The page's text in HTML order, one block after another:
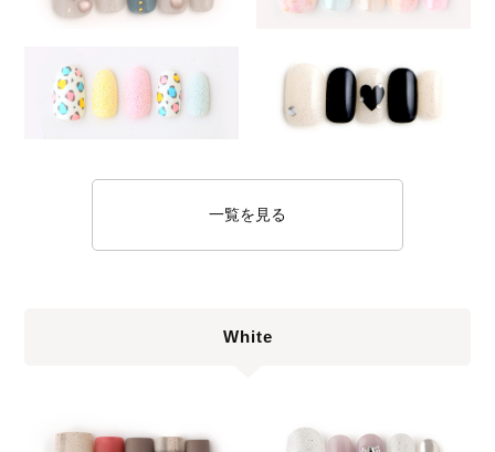
一覧を見る
White